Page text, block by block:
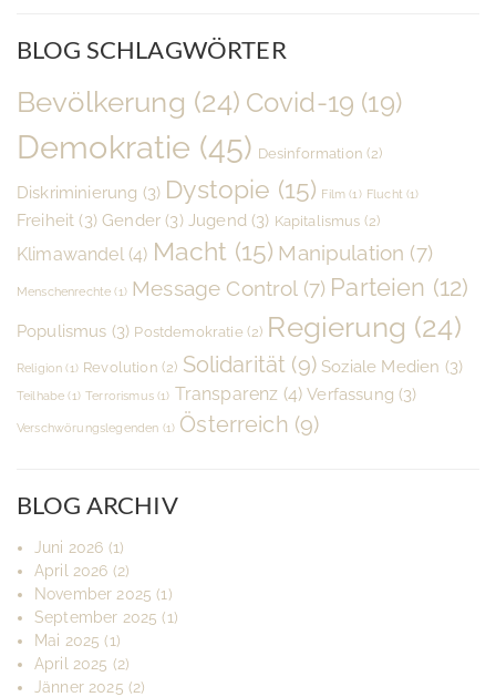
BLOG SCHLAGWÖRTER
Bevölkerung (24) Covid-19 (19)
Demokratie (45) Desinformation (2)
Diskriminierung (3) Dystopie (15) Film (1) Flucht (1)
Freiheit (3) Gender (3) Jugend (3) Kapitalismus (2)
Klimawandel(4) Macht (15) Manipulation (7)
Menschenrechte (1) Message Control (7) Parteien (12)
Populismus (3) Postdemokratie (2) Regierung (24)
Religion (1) Revolution (2) Solidarität (9) Soziale Medien (3)
Teilhabe (1) Terrorismus(1) Transparenz (4) Verfassung (3)
Verschwörungslegenden (1) Österreich (9)
BLOG ARCHIV
Juni 2026 (1)
April 2026 (2)
November 2025 (1)
September 2025 (1)
Mai 2025 (1)
April 2025 (2)
Jänner 2025 (2)